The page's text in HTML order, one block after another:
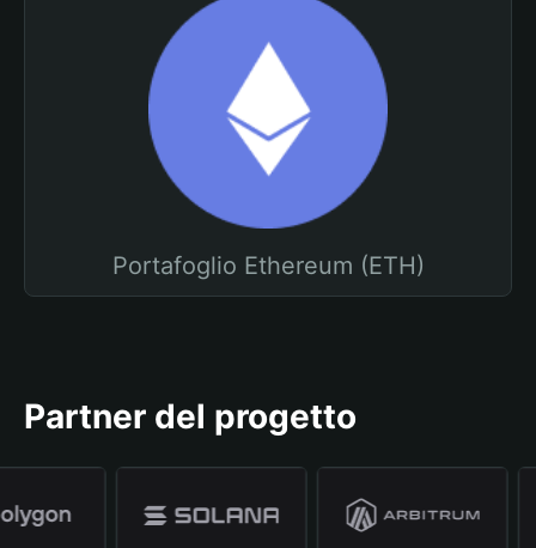
Portafoglio Ethereum (ETH)
Partner del progetto